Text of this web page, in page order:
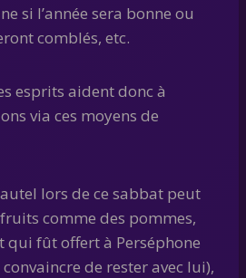
si l’année sera bonne ou
comblés, etc.
esprits aident donc à
via ces moyens de
lors de ce sabbat peut
comme des pommes,
qui fût offert à Perséphone
de rester avec lui),